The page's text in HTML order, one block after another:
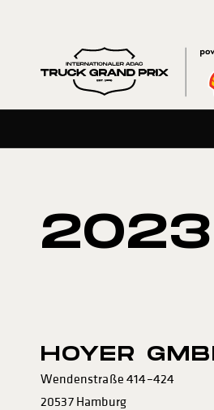
HOYER
Wendenstraße 414–424
20537 Hamburg